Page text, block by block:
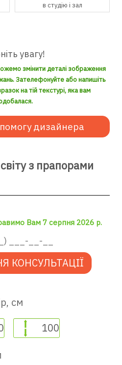
в кухню і їдальню
увагу!
змінити деталі зображення
Зателефонуйте або напишіть
на тій текстурі, яка вам
дизайнера
з прапорами
Вам 7 серпня 2026 р.
КОНСУЛЬТАЦІЇ
см